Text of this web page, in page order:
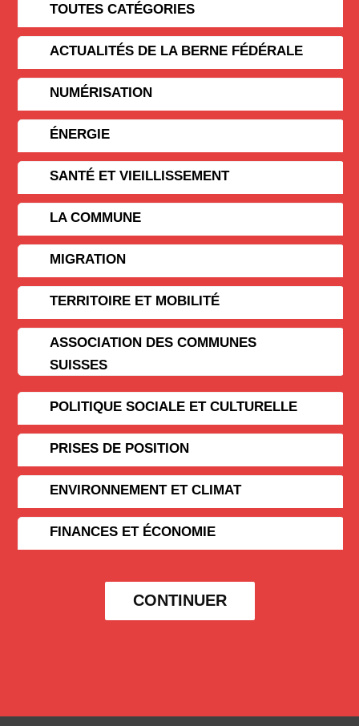
TOUTES CATÉGORIES
ACTUALITÉS DE LA BERNE FÉDÉRALE
NUMÉRISATION
ÉNERGIE
SANTÉ ET VIEILLISSEMENT
LA COMMUNE
MIGRATION
TERRITOIRE ET MOBILITÉ
ASSOCIATION DES COMMUNES
SUISSES
POLITIQUE SOCIALE ET CULTURELLE
PRISES DE POSITION
ENVIRONNEMENT ET CLIMAT
FINANCES ET ÉCONOMIE
CONTINUER